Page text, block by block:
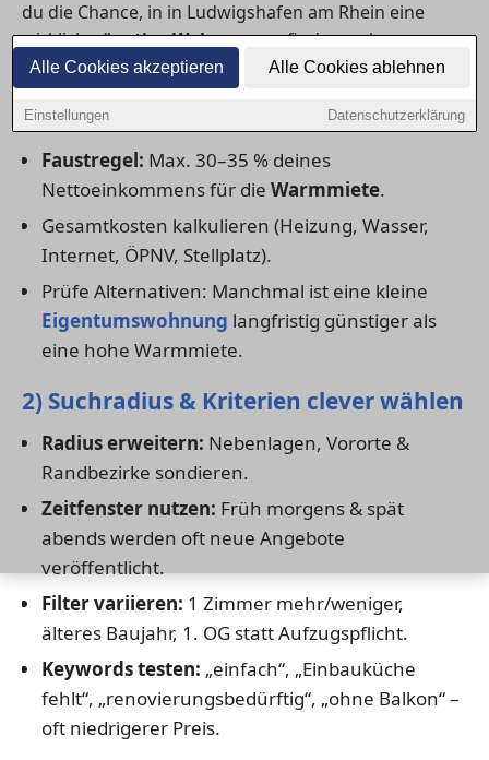
Alle Cookies akzeptieren Alle Cookies ablehnen
Einstellungen Datenschutzerklärung
du die Chance, in in Ludwigshafen am Rhein eine
wirklichgünstige Wohnungzu finden – ohne
Qualitätseinbußen.
1) Budget realistisch festlegen
Faustregel: Max. 30–35 % deines
Nettoeinkommens für die Warmmiete.
Gesamtkosten kalkulieren (Heizung, Wasser,
Internet, ÖPNV, Stellplatz).
Prüfe Alternativen: Manchmal ist eine kleine
Eigentumswohnung langfristig günstiger als
eine hohe Warmmiete.
2) Suchradius & Kriterien clever wählen
Radius erweitern: Nebenlagen, Vororte &
Randbezirke sondieren.
Zeitfenster nutzen: Früh morgens & spät
abends werden oft neue Angebote
veröffentlicht.
Filter variieren: 1 Zimmer mehr/weniger,
älteres Baujahr, 1. OG statt Aufzugspflicht.
Keywords testen: „einfach“, „Einbauküche
fehlt“, „renovierungsbedürftig“, „ohne Balkon“ –
oft niedrigerer Preis.